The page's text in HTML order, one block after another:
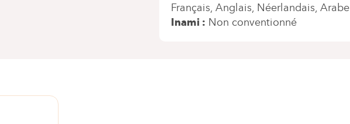
Français Anglais Néerlandais Arabe
Inami
Non conventionné